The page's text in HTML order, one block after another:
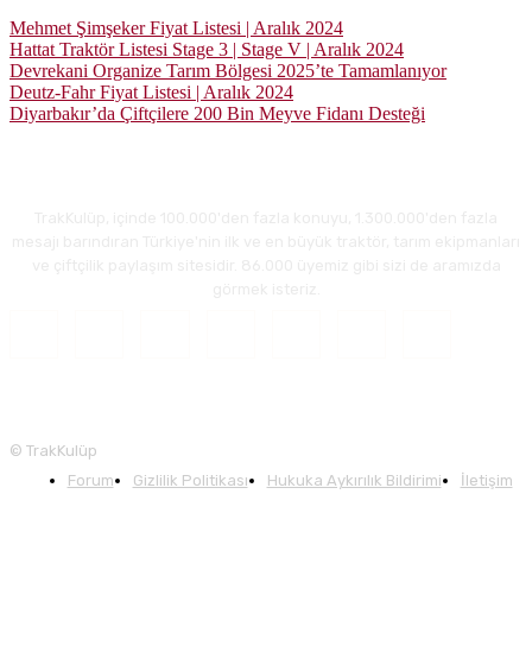
Mehmet Şimşeker Fiyat Listesi | Aralık 2024
Hattat Traktör Listesi Stage 3 | Stage V | Aralık 2024
Devrekani Organize Tarım Bölgesi 2025’te Tamamlanıyor
Deutz-Fahr Fiyat Listesi | Aralık 2024
Diyarbakır’da Çiftçilere 200 Bin Meyve Fidanı Desteği
© TrakKulüp
Forum
Gizlilik Politikası Hukuka Aykırılık Bildirimi İletişim